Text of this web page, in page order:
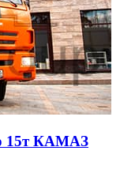
15т КАМАЗ